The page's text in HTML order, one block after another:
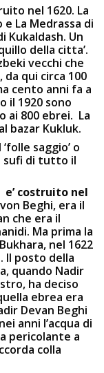
nel 1620. La
La Medrassa di
Kukaldash. Un
della citta’.
vecchi che
da qui circa 100
cento anni fa a
il 1920 sono
ai 800 ebrei. La
bazar Kukluk.
‘folle saggio’ o
sufi di tutto il
costruito nel
Beghi, era il
che era il
Ma prima la
nel 1622
Il posto della
quando Nadir
ha deciso
ebrea era
Devan Beghi
anni l’acqua di
pericolante a
colla